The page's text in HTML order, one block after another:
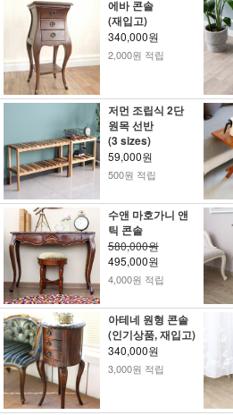
에바 콘솔
(재입고)
340,000원
2,000원 적립
저먼 조립식 2단
원목 선반
(3 sizes)
59,000원
500원 적립
수앤 마호가니 앤
틱 콘솔
580,000원
495,000원
4,000원 적립
아테네 원형 콘솔
(인기상품, 재입고)
340,000원
3,000원 적립